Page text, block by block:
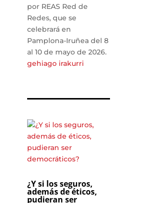
por REAS Red de
Redes, que se
celebrará en
Pamplona-Iruñea del 8
al 10 de mayo de 2026.
gehiago irakurri
¿Y si los seguros,
además de éticos,
pudieran ser